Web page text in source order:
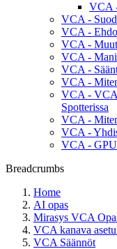
VCA
VCA -
VCA -
VCA -
VCA -
VCA -
VCA -
VCA -
Spotterissa
VCA -
VCA -
VCA -
Breadcrumbs
Home
AI opas
Mirasys VCA
VCA kanava
VCA Säännöt